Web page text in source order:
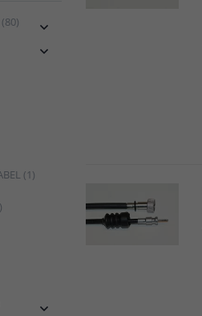


(1)
